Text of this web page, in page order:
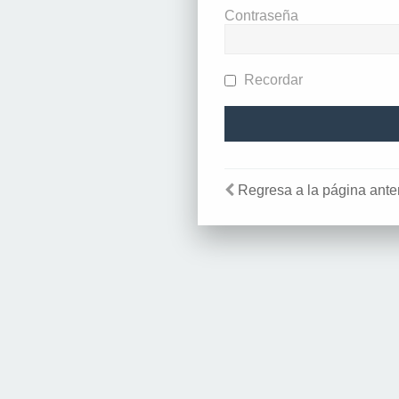
Contraseña
Recordar
Regresa a la página